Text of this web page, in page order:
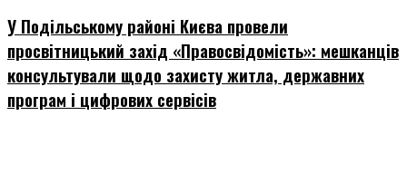
У Подільському районі Києва провели
просвітницький захід «Правосвідомість»: мешканців
консультували щодо захисту житла, державних
програм і цифрових сервісів